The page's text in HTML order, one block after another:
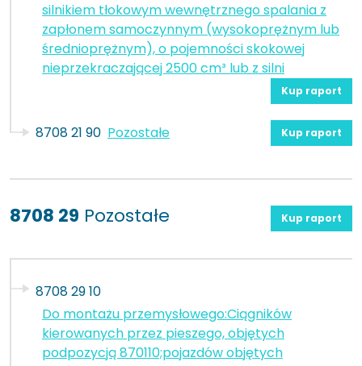
silnikiem tłokowym wewnętrznego spalania z
zapłonem samoczynnym (wysokoprężnym lub
średnioprężnym), o pojemności skokowej
nieprzekraczającej 2500 cm³ lub z silni
Kup raport
8708 21 90 Pozostałe Kup raport
8708 29 Pozostałe Kup raport
8708 29 10
Do montażu przemysłowego:Ciągników
kierowanych przez pieszego, objętych
podpozycją 870110;pojazdów objętych